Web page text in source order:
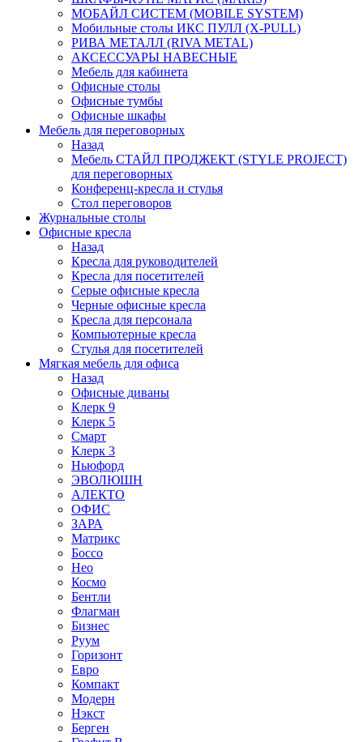
МОБАЙЛ СИСТЕМ (MOBILE SYSTEM)
Мобильные столы ИКС ПУЛЛ (X-PULL)
РИВА МЕТАЛЛ (RIVA METAL)
АКСЕССУАРЫ НАВЕСНЫЕ
Мебель для кабинета
Офисные столы
Офисные тумбы
Офисные шкафы
Мебель для переговорных
Назад
Мебель СТАЙЛ ПРОДЖЕКТ (STYLE PROJECT)
для переговорных
Конференц-кресла и стулья
Стол переговоров
Журнальные столы
Офисные кресла
Назад
Кресла для руководителей
Кресла для посетителей
Серые офисные кресла
Черные офисные кресла
Кресла для персонала
Компьютерные кресла
Стулья для посетителей
Мягкая мебель для офиса
Назад
Офисные диваны
Клерк 9
Клерк 5
Смарт
Клерк 3
Ньюфорд
ЭВОЛЮШН
АЛЕКТО
ОФИС
ЗАРА
Матрикс
Боссо
Нео
Космо
Бентли
Флагман
Бизнес
Руум
Горизонт
Евро
Компакт
Модерн
Нэкст
Берген